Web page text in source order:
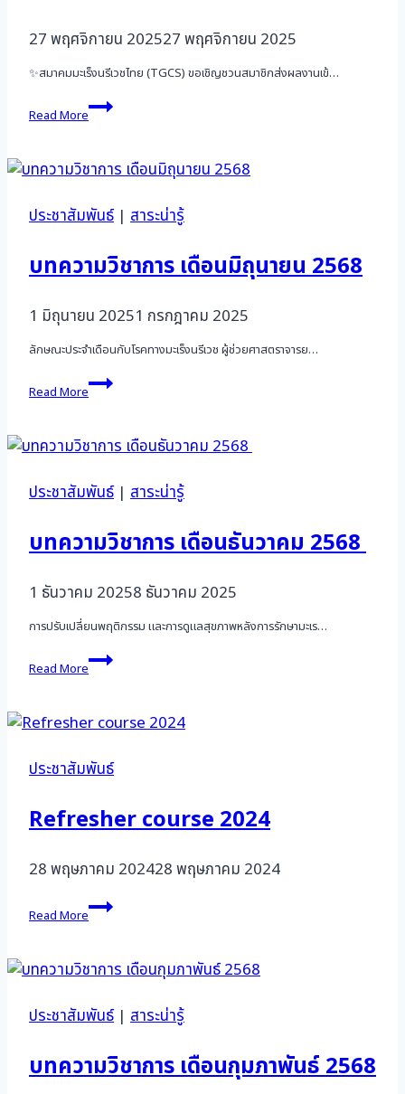
27 พฤศจิกายน 202527 พฤศจิกายน 2025
✨สมาคมมะเร็งนรีเวชไทย (TGCS) ขอเชิญชวนสมาชิกส่งผลงานเข้…
Read More
ขอ
เชิญ
ผล
เข้า
KSGO
2026
ประชาสัมพันธ์| สาระน่ารู้
บทความวิชาการ เดือนมิถุนายน 2568
1 มิถุนายน 20251 กรกฎาคม 2025
ลักษณะประจำเดือนกับโรคทางมะเร็งนรีเวช ผู้ช่วยศาสตราจารย…
Read More
บทความ
วิชาการ
2568
ประชาสัมพันธ์| สาระน่ารู้
บทความวิชาการ เดือนธันวาคม 2568
1 ธันวาคม 20258 ธันวาคม 2025
การปรับเปลี่ยนพฤติกรรม และการดูแลสุขภาพหลังการรักษามะเร…
Read More
บทความ
วิชาการ
2568
ประชาสัมพันธ์
Refresher course 2024
28 พฤษภาคม 202428 พฤษภาคม 2024
Read More
Refresher
course
ประชาสัมพันธ์| สาระน่ารู้
บทความวิชาการ เดือนกุมภาพันธ์ 2568